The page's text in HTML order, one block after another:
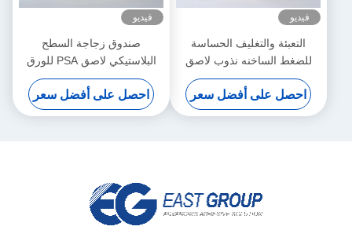
فيديو
التعبئة والتغليف الحساسة
للضغط الساخنه نذوب لاصق
أصفر للأغطية البلاستيكية
الأنسجة الرطبة
احصل على أفضل سعر
فيديو
صندوق زجاجة السطح
البلاستيكي لاصق PSA للورق
اللاصق الذاتي
احصل على أفضل سعر